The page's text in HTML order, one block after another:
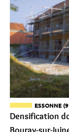
ESSONNE
Densification